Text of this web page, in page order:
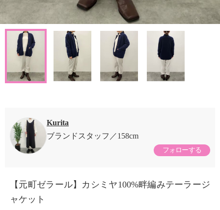
Kurita
ブランドスタッフ
158cm
フォローする
【元町ゼラール】カシミヤ100%畔編みテーラージ
ャケット